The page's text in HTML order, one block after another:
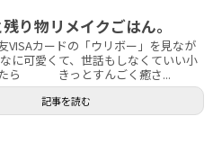
り物リメイクごはん。
VISAカードの「ウリボー」を見なが
に可愛くて、世話もしなくていい小
たら きっとすんごく癒さ...
記事を読む